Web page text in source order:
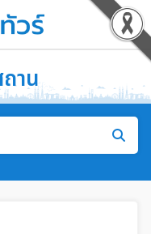
าน